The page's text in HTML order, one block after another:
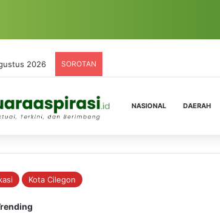
2026 SOROTAN
NASIONAL DAERAH
Kota Cilegon